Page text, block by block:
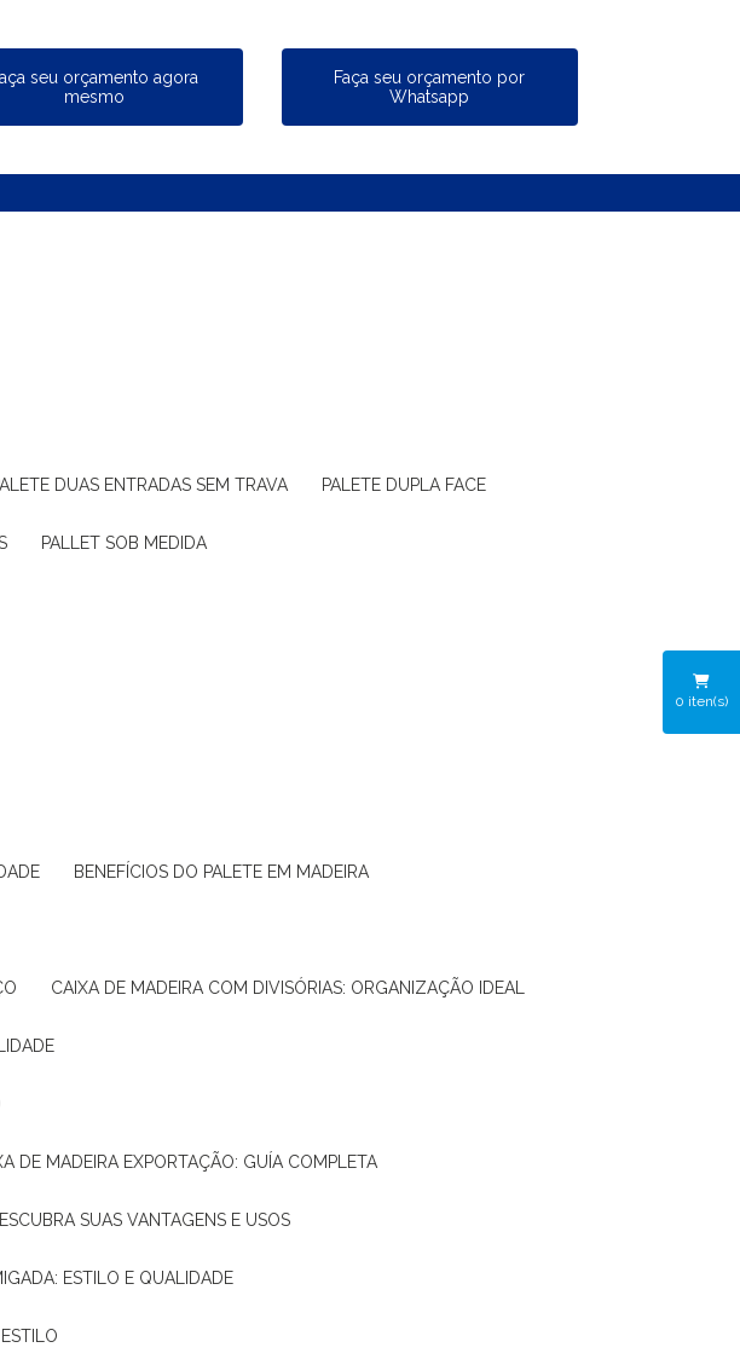
seu orçamento agora
mesmo
Faça seu orçamento por
Whatsapp
PALETE DUAS ENTRADAS SEM TRAVA PALETE DUPLA FACE
PALLET SOB MEDIDA
BENEFÍCIOS DO PALETE EM MADEIRA
CAIXA DE MADEIRA COM DIVISÓRIAS: ORGANIZAÇÃO IDEAL
DE MADEIRA EXPORTAÇÃO: GUÍA COMPLETA
SUAS VANTAGENS E USOS
ESTILO E QUALIDADE
0 iten(s)